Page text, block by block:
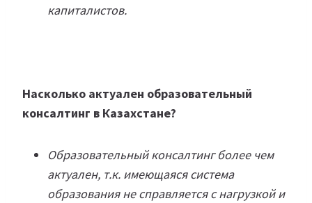
капиталистов.
Насколько актуален образовательный
консалтинг в Казахстане?
Образовательный консалтинг более чем
актуален, т.к. имеющаяся система
образования не справляется с нагрузкой и